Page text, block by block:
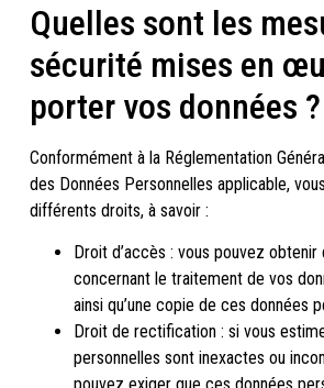
Quelles sont les
sécurité mises en
porter vos données ?
Conformément à la Réglementation
des Données Personnelles applicable,
différents droits, à savoir :
Droit d’accès : vous pouvez
concernant le traitement de vos
ainsi qu’une copie de ces données
Droit de rectification : si vous
personnelles sont inexactes ou